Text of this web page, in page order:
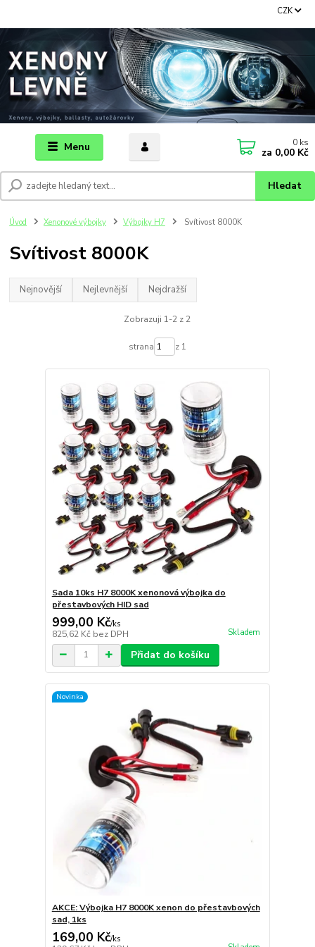
Menu
CZK
Hledat
0 ks
za 0,00 Kč
Úvod Xenonové výbojky Výbojky H7 Svítivost 8000K
Svítivost 8000K
Nejnovější Nejlevnější Nejdražší
Zobrazuji 1-2 z 2
strana z 1
Sada 10ks H7 8000K xenonová výbojka do
přestavbových HID sad
999,00 Kč/ks
825,62 Kč bez DPH Skladem
Přidat do košíku
Novinka
AKCE: Výbojka H7 8000K xenon do přestavbových
sad, 1ks
169,00 Kč/ks